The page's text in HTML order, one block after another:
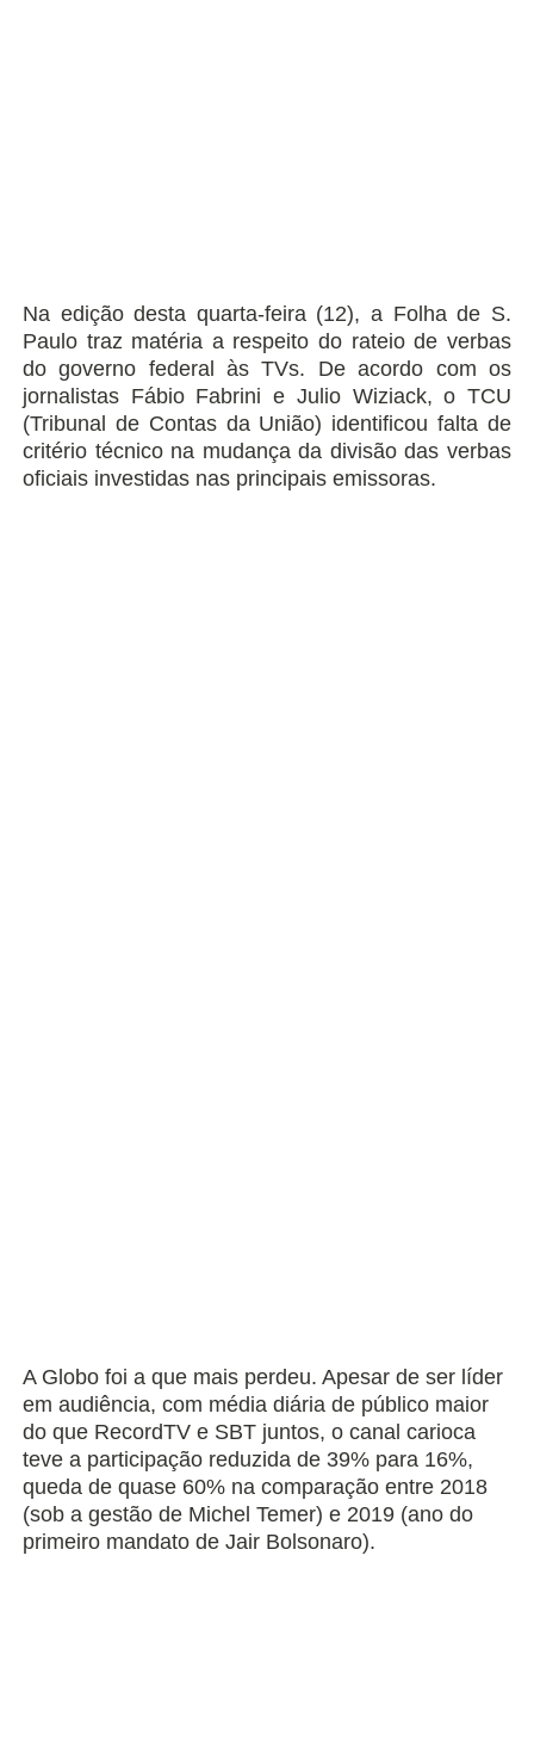
Na edição desta quarta-feira (12), a Folha de S.
Paulo traz matéria a respeito do rateio de verbas
do governo federal às TVs. De acordo com os
jornalistas Fábio Fabrini e Julio Wiziack, o TCU
(Tribunal de Contas da União) identificou falta de
critério técnico na mudança da divisão das verbas
oficiais investidas nas principais emissoras.
A Globo foi a que mais perdeu. Apesar de ser líder
em audiência, com média diária de público maior
do que RecordTV e SBT juntos, o canal carioca
teve a participação reduzida de 39% para 16%,
queda de quase 60% na comparação entre 2018
(sob a gestão de Michel Temer) e 2019 (ano do
primeiro mandato de Jair Bolsonaro).